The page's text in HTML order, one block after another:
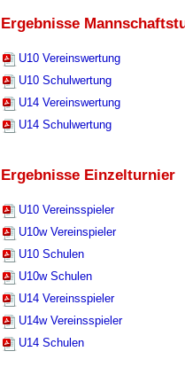
Ergebnisse
U10 Vereinswertung
U10 Schulwertung
U14 Vereinswertung
U14 Schulwertung
Ergebnisse Einzelturnier
U10 Vereinsspieler
U10w Vereinspieler
U10 Schulen
U10w Schulen
U14 Vereinsspieler
U14w Vereinsspieler
U14 Schulen